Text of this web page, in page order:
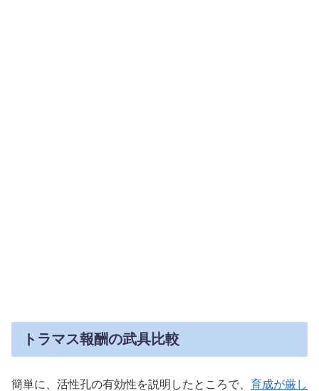
トラマス報酬の武具比較
簡単に、活性孔の有効性を説明したところで、 育成が厳し